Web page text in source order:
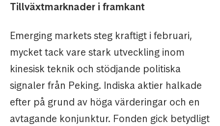
Tillväxtmarknader i framkant
Emerging markets steg kraftigt i februari,
mycket tack vare stark utveckling inom
kinesisk teknik och stödjande politiska
signaler från Peking. Indiska aktier halkade
efter på grund av höga värderingar och en
avtagande konjunktur. Fonden gick betydligt